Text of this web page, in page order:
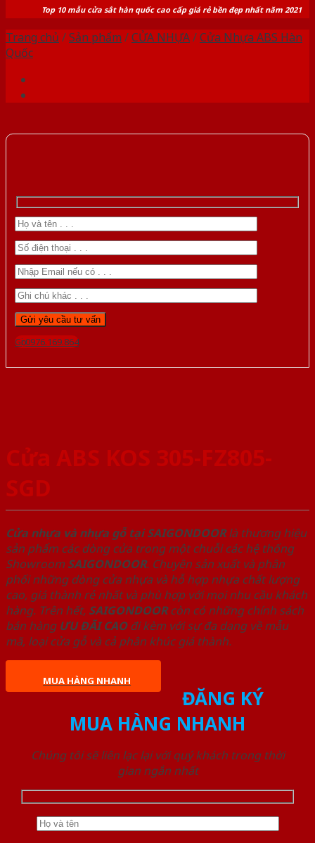
Top 10 mẫu cửa sắt hàn quốc cao cấp giá rẻ bền đẹp nhất năm 2021
Trang chủ /Sản phẩm /CỬA NHỰA/Cửa Nhựa ABS Hàn
Quốc
Gọi 0976.169.864
Cửa ABS KOS 305-FZ805-
SGD
Cửa nhựa và nhựa gỗ tại SAIGONDOORlà thương hiệu
sản phẩm các dòng cửa trong một chuỗi các hệ thống
Showroom SAIGONDOOR. Chuyên sản xuất và phân
phối những dòng cửa nhựa và hỗ hợp nhựa chất lượng
cao, giá thành rẻ nhất và phù hợp với mọi nhu cầu khách
hàng. Trên hết, SAIGONDOORcòn có những chính sách
bán hàng ƯU ĐÃI CAOđi kèm với sự đa dạng về mẫu
mã, loại cửa gỗ và cả phân khúc giá thành.
MUA HÀNG NHANH
ĐĂNG KÝ
MUA HÀNG NHANH
Chúng tôi sẽ liên lạc lại với quý khách trong thời
gian ngắn nhất